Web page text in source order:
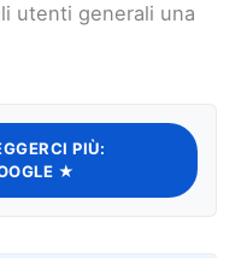
utenti generali una
PIÙ:
★